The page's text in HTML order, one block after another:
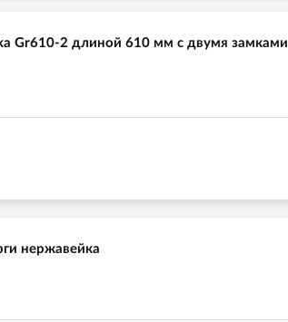
Gr610-2 длиной 610 мм с двумя замками
нержавейка